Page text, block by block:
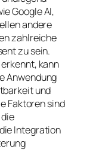
Google AI,
andere
zahlreiche
zu sein.
kann
Anwendung
und
Faktoren sind
Integration